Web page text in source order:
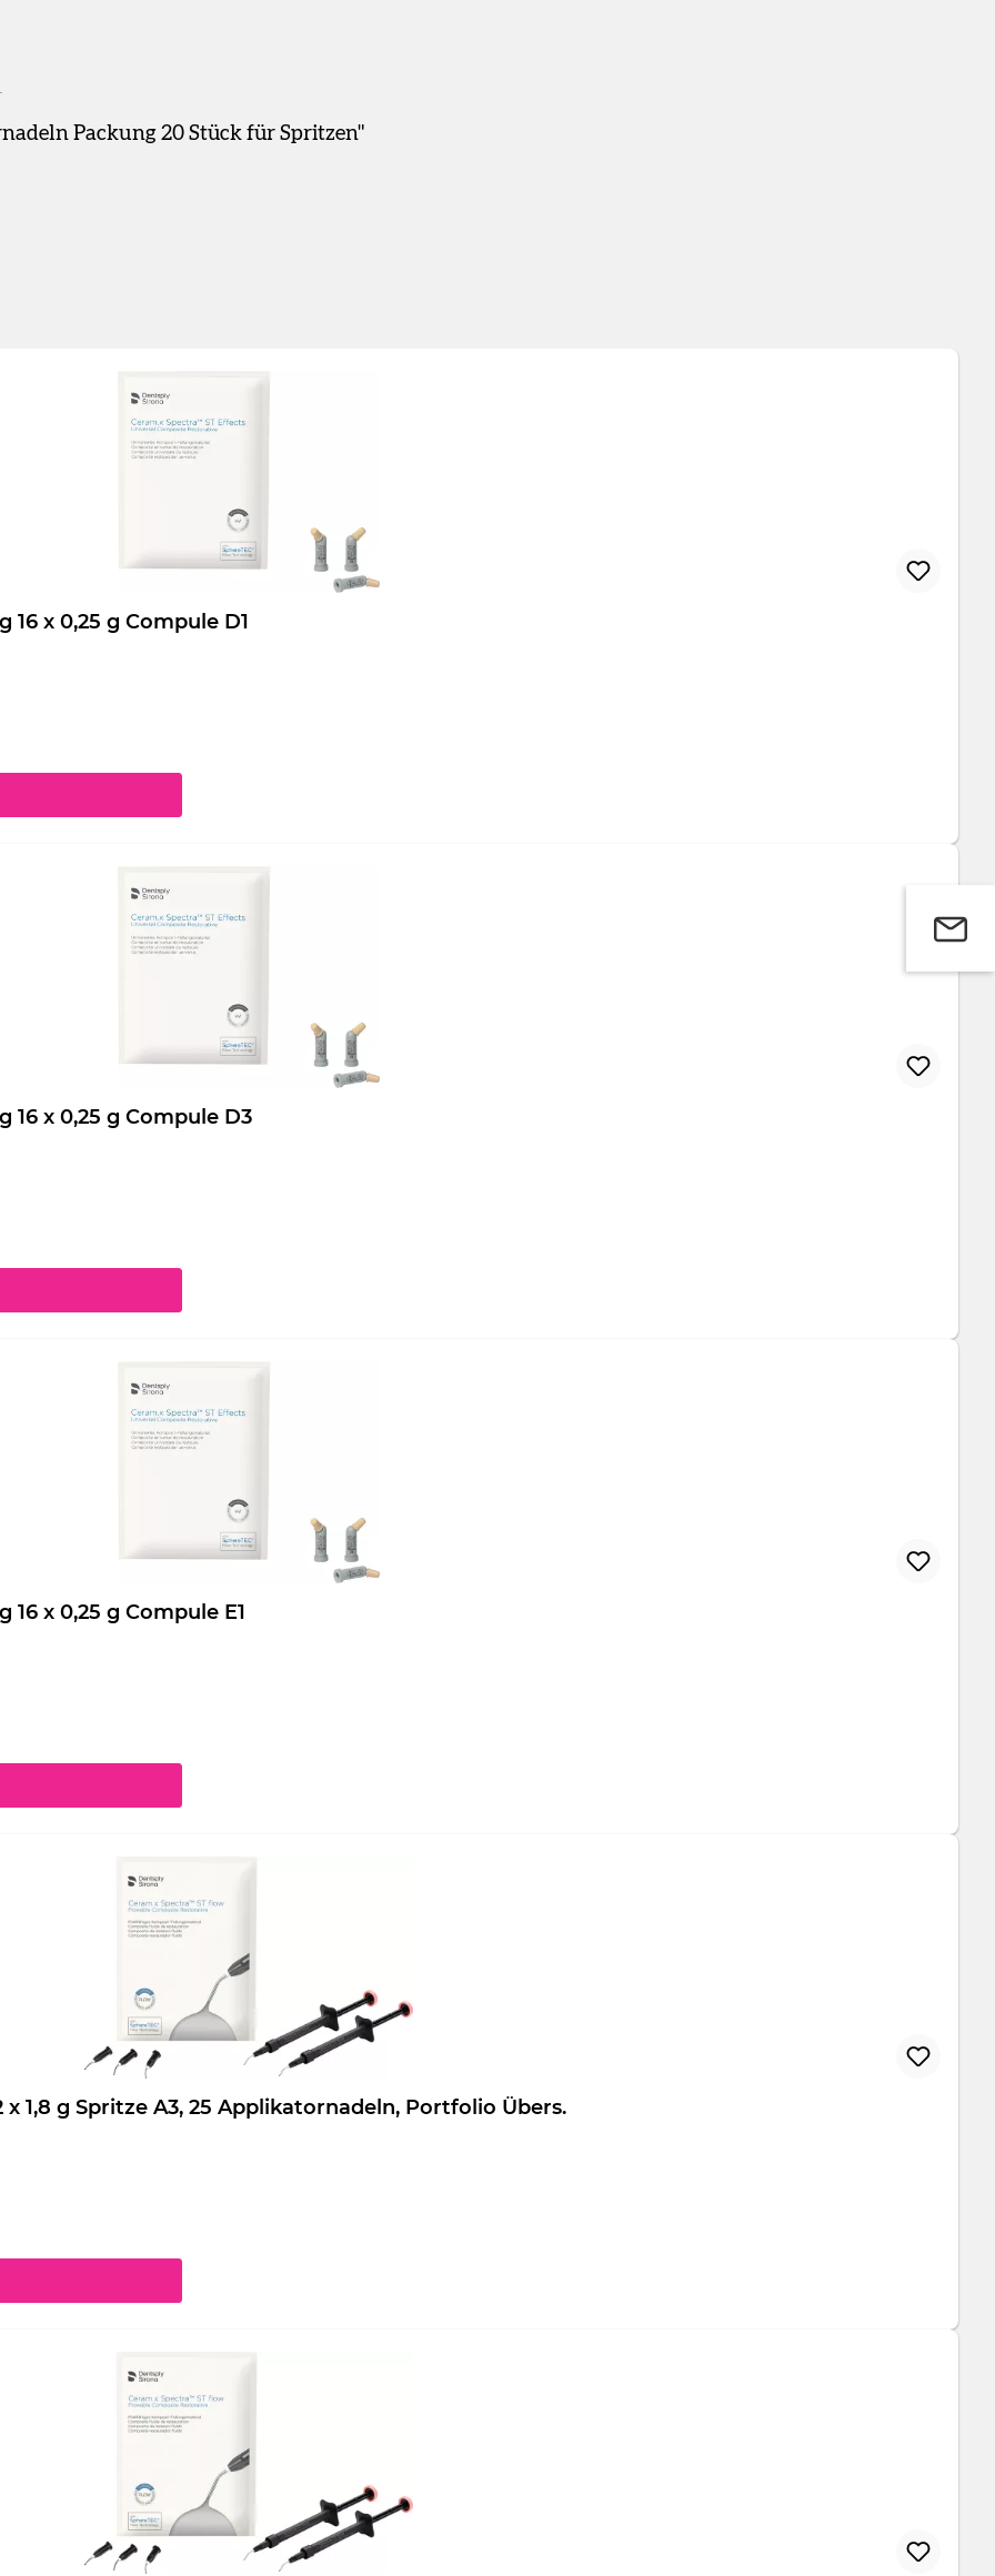
Packung 20 Stück für Spritzen"
Ceram.x Spectra ST Effects Nachfüllpackung 16 x 0,25 g Compule D1
um die Anzahl zu erhöhen oder zu reduzieren.
Ceram.x Spectra ST Effects Nachfüllpackung 16 x 0,25 g Compule D3
um die Anzahl zu erhöhen oder zu reduzieren.
Ceram.x Spectra ST Effects Nachfüllpackung 16 x 0,25 g Compule E1
um die Anzahl zu erhöhen oder zu reduzieren.
Spectra ST flow Nachfüllpackung 2 x 1,8 g Spritze A3, 25 Applikatornadeln, Portfolio Übers.
um die Anzahl zu erhöhen oder zu reduzieren.